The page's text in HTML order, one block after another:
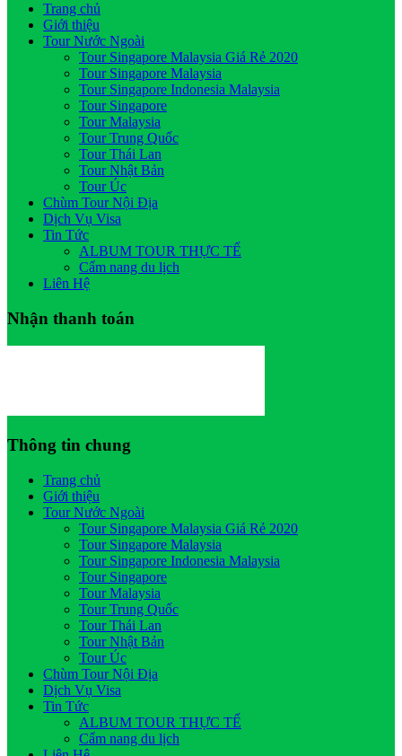
Trang chủ
Giới thiệu
Tour Nước Ngoài
Tour Singapore Malaysia Giá Rẻ 2020
Tour Singapore Malaysia
Tour Singapore Indonesia Malaysia
Tour Singapore
Tour Malaysia
Tour Trung Quốc
Tour Thái Lan
Tour Nhật Bản
Tour Úc
Chùm Tour Nội Địa
Dịch Vụ Visa
Tin Tức
ALBUM TOUR THỰC TẾ
Cẩm nang du lịch
Liên Hệ
Nhận thanh toán
Thông tin chung
Trang chủ
Giới thiệu
Tour Nước Ngoài
Tour Singapore Malaysia Giá Rẻ 2020
Tour Singapore Malaysia
Tour Singapore Indonesia Malaysia
Tour Singapore
Tour Malaysia
Tour Trung Quốc
Tour Thái Lan
Tour Nhật Bản
Tour Úc
Chùm Tour Nội Địa
Dịch Vụ Visa
Tin Tức
ALBUM TOUR THỰC TẾ
Cẩm nang du lịch